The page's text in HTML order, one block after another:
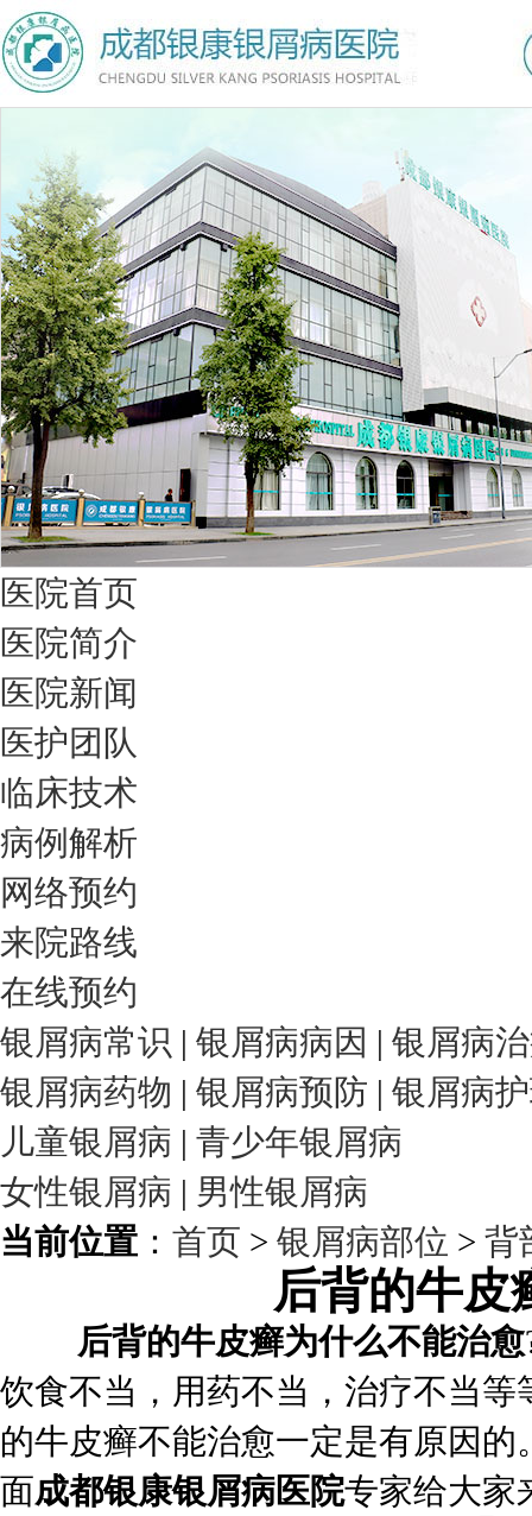
医院首页
医院简介
医院新闻
医护团队
临床技术
病例解析
网络预约
来院路线
在线预约
银屑病常识 | 银屑病病因 | 银屑病
银屑病药物 | 银屑病预防 | 银屑病
儿童银屑病 | 青少年银屑病
女性银屑病 | 男性银屑病
当前位置 ： 首页 > 银屑病部位 > 背
后背的牛皮
后背的牛皮癣为什么不能治愈
饮食不当，用药不当，治疗不当
的牛皮癣不能治愈一定是有原因
面成都银康银屑病医院专家给大家